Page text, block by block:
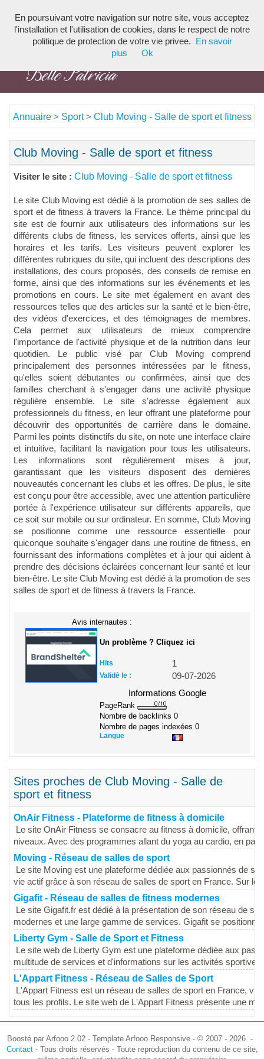
Annuaire > Sport> Club Moving - Salle de sport et fitness
Club Moving - Salle de sport et fitness
Visiter le site : Club Moving - Salle de sport et fitness
Le site Club Moving est dédié à la promotion de ses salles de
sport et de fitness à travers la France. Le thème principal du
site est de fournir aux utilisateurs des informations sur les
différents clubs de fitness, les services offerts, ainsi que les
horaires et les tarifs. Les visiteurs peuvent explorer les
différentes rubriques du site, qui incluent des descriptions des
installations, des cours proposés, des conseils de remise en
forme, ainsi que des informations sur les événements et les
promotions en cours. Le site met également en avant des
ressources telles que des articles sur la santé et le bien-être,
des vidéos d'exercices, et des témoignages de membres.
Cela permet aux utilisateurs de mieux comprendre
l'importance de l'activité physique et de la nutrition dans leur
quotidien. Le public visé par Club Moving comprend
principalement des personnes intéressées par le fitness,
qu'elles soient débutantes ou confirmées, ainsi que des
familles cherchant à s'engager dans une activité physique
régulière ensemble. Le site s'adresse également aux
professionnels du fitness, en leur offrant une plateforme pour
découvrir des opportunités de carrière dans le domaine.
Parmi les points distinctifs du site, on note une interface claire
et intuitive, facilitant la navigation pour tous les utilisateurs.
Les informations sont régulièrement mises à jour,
garantissant que les visiteurs disposent des dernières
nouveautés concernant les clubs et les offres. De plus, le site
est conçu pour être accessible, avec une attention particulière
portée à l'expérience utilisateur sur différents appareils, que
ce soit sur mobile ou sur ordinateur. En somme, Club Moving
se positionne comme une ressource essentielle pour
quiconque souhaite s'engager dans une routine de fitness, en
fournissant des informations complètes et à jour qui aident à
prendre des décisions éclairées concernant leur santé et leur
bien-être. Le site Club Moving est dédié à la promotion de ses
salles de sport et de fitness à travers la France.
Avis internautes :
Un problème ? Cliquez ici
Hits 1
Validé le :
09-07-2026
Informations Google
PageRank
Nombre de backlinks 0
Nombre de pages indexées 0
Langue
Sites proches de Club Moving - Salle de
sport et fitness
OnAir Fitness - Plateforme de fitness à domicile
Le site OnAir Fitness se consacre au fitness à domicile, offrant
niveaux. Avec des programmes allant du yoga au cardio, en
Moving - Réseau de salles de sport
Le site Moving est une plateforme dédiée aux passionnés de
vie actif grâce à son réseau de salles de sport en France. Sur le
Gigafit - Réseau de salles de fitness modernes
Le site Gigafit.fr est dédié à la présentation de son réseau de
modernes et une large gamme de services. Gigafit se
Liberty Gym - Salle de Sport et Fitness
Le site web de Liberty Gym est une plateforme dédiée aux
multitude de services et d'informations sur les activités
L'Appart Fitness - Réseau de Salles de Sport
L'Appart Fitness est un réseau de salles de sport en France,
tous les profils. Le site web de L'Appart Fitness présente une
Boosté par Arfooo 2.02 - Template Arfooo Responsive - © 2007 - 2026 -
Contact- Tous droits réservés - Toute reproduction du contenu de ce site,
En poursuivant votre navigation sur notre site, vous acceptez
l'installation et l'utilisation de cookies, dans le respect de notre
politique de protection de votre vie privee.
En savoir
plus
Ok